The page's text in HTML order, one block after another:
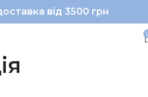
від 3500 грн